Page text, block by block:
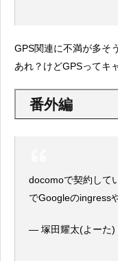
GPS関連に不満が多そ
あれ？けどGPSってキ
番外編
docomoで契約して
でGoogleのingress
— 塚田耀太(よーた)